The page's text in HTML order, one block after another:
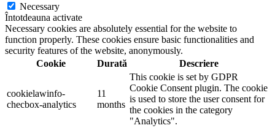
Necessary
Întotdeauna activate
Necessary cookies are absolutely essential for the website to
function properly. These cookies ensure basic functionalities and
security features of the website, anonymously.
Cookie
Durată Descriere
cookielawinfo-
checbox-analytics
11
months
This cookie is set by GDPR
Cookie Consent plugin. The cookie
is used to store the user consent for
the cookies in the category
"Analytics".